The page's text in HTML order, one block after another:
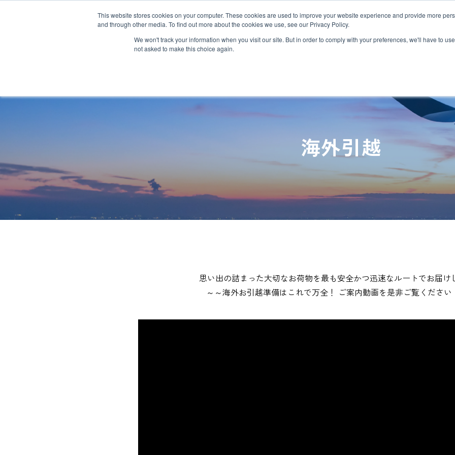
This website stores cookies on your computer. These cookies are used to improve your website experience and provide more
and through other media. To find out more about the cookies we use, see our Privacy Policy.
We won't track your information when you visit our site. But in order to comply with your preferences, we'll have to
not asked to make this choice again.
MLG BLOGJP/EN
ヘルスケア
自動車＆モビリティ輸送
ヘリコプ
非居住者保税倉庫
インド物流ソリューション アフリカ
爆発物検査
航空貨物搬入先一覧
航空ULDの種類とサイズ
MLGのLCLサービス
カーボンインセット
ロジスティ
トラック
複合一貫輸送
海外引越 MCS
お客様事例 サステナビリティ
Environment
企業情報
私たちの強
世界で羽
研修制度
求める人物像
募集要項 FAQ
海外引越
思い出の詰まった大切なお荷物を最も安全かつ迅速なルートでお届け
～～海外お引越準備はこれで万全！ ご案内動画を是非ご覧ください